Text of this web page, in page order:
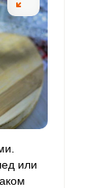
или